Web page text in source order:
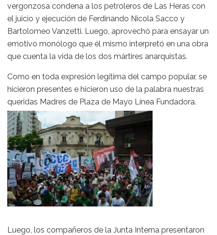
vergonzosa condena a los petroleros de Las Heras con
el juicio y ejecución de Ferdinando Nicola Sacco y
Bartolomeo Vanzetti. Luego, aprovechó para ensayar un
emotivo monólogo que él mismo interpretó en una obra
que cuenta la vida de los dos mártires anarquistas.
Como en toda expresión legítima del campo popular, se
hicieron presentes e hicieron uso de la palabra nuestras
queridas Madres de Plaza de Mayo Línea Fundadora.
Luego, los compañeros de la Junta Interna presentaron